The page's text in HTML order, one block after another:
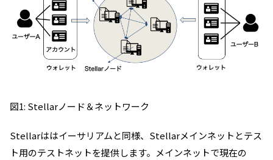
図1: Stellarノード＆ネットワーク
Stellarははイーサリアムと同様、Stellarメインネットとテス
ト用のテストネットを提供します。 メインネットで現在の